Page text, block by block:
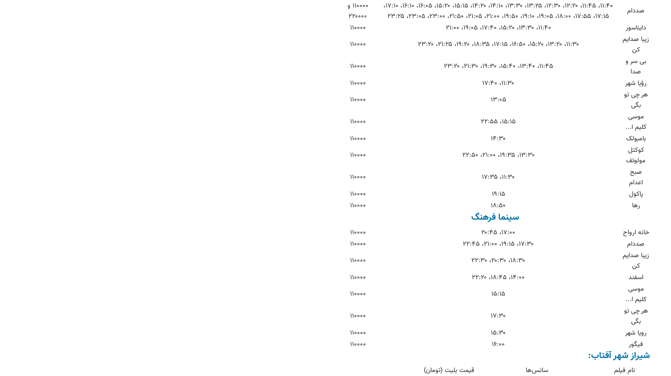
صددام
۱۱:۴۰، ۱۱:۴۵، ۱۲:۲۰، ۱۲:۳۰، ۱۳:۲۵، ۱۳:۳۰، ۱۴:۱۰، ۱۴:۲۰، ۱۵:۱۵، ۱۵:۲۰، ۱۶:۰۵، ۱۶:۱۰، ۱۷:۱۰،
۱۷:۱۵، ۱۷:۵۵، ۱۸:۰۰، ۱۹:۰۵، ۱۹:۱۰، ۱۹:۵۰، ۲۱:۰۰، ۲۱:۰۵، ۲۱:۵۰، ۲۳:۰۰، ۲۳:۰۵، ۲۳:۲۵
۱۱۰۰۰۰ و
۲۲۰۰۰۰
دایناسور
۱۱:۴۰، ۱۳:۳۰، ۱۵:۲۰، ۱۷:۴۰، ۱۹:۰۵، ۲۱:۰۰
۱۱۰۰۰۰
زیبا صدایم
کن
۱۱:۳۰، ۱۳:۲۰، ۱۵:۲۰، ۱۶:۵۰، ۱۷:۱۵، ۱۸:۳۵، ۱۹:۲۰، ۲۱:۲۵، ۲۳:۲۰
۱۱۰۰۰۰
بی سر و
صدا
۱۱:۴۵، ۱۳:۴۰، ۱۵:۴۰، ۱۹:۳۰، ۲۱:۳۰، ۲۳:۲۰
۱۱۰۰۰۰
رؤیا شهر
۱۱:۳۰، ۱۷:۴۰
۱۱۰۰۰۰
هر چی تو
بگی
۱۳:۰۵
۱۱۰۰۰۰
موسی
کلیم ا...
۱۵:۱۵، ۲۲:۵۵
۱۱۰۰۰۰
بامبولک
۱۴:۳۰
۱۱۰۰۰۰
کوکتل
مولوتف
۱۳:۳۰، ۱۹:۳۵، ۲۱:۰۰، ۲۲:۵۰
۱۱۰۰۰۰
صبح
اعدام
۱۱:۳۰، ۱۷:۳۵
۱۱۰۰۰۰
پاکول
۱۹:۱۵
۱۱۰۰۰۰
رها
۱۸:۵۰ ۱۱۰۰۰۰
سینما فرهنگ
خانه ارواح ۱۷:۰۰، ۲۰:۴۵
۱۱۰۰۰۰
صددام
۱۷:۳۰، ۱۹:۱۵، ۲۱:۰۰، ۲۲:۴۵
۱۱۰۰۰۰
زیبا صدایم
کن
۱۸:۳۰، ۲۰:۳۰، ۲۲:۳۰
۱۱۰۰۰۰
اسفند
۱۴:۰۰، ۱۸:۴۵، ۲۲:۲۰
۱۱۰۰۰۰
موسی
کلیم ا...
۱۵:۱۵
۱۱۰۰۰۰
هر چی تو
بگی
۱۷:۳۰
۱۱۰۰۰۰
رویا شهر
۱۵:۳۰
۱۱۰۰۰۰
فیگور
۱۶:۰۰ ۱۱۰۰۰۰
شیراز شهر آفتاب:
نام فیلم سانس‌ها
قیمت بلیت (تومان)